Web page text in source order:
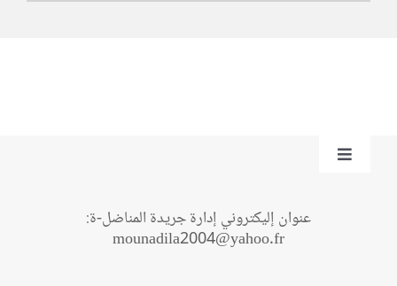
Toggle
عنوان إليكتروني إدارة جريدة المناضل-ة:
mounadila2004@yahoo.fr